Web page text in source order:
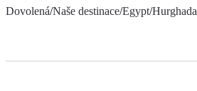
Dovolená/Naše destinace/Egypt/Hurghada